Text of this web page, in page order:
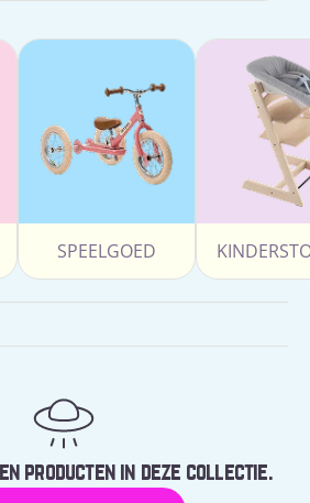
SPEELGOED
producten in deze collectie.